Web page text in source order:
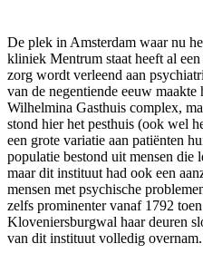
De plek in Amsterdam waar nu
kliniek Mentrum staat heeft al
zorg wordt verleend aan
van de negentiende eeuw
Wilhelmina Gasthuis complex,
stond hier het pesthuis (ook wel
een grote variatie aan patiënten
populatie bestond uit mensen die
maar dit instituut had ook een
mensen met psychische
zelfs prominenter vanaf 1792
Kloveniersburgwal haar deuren
van dit instituut volledig overnam.